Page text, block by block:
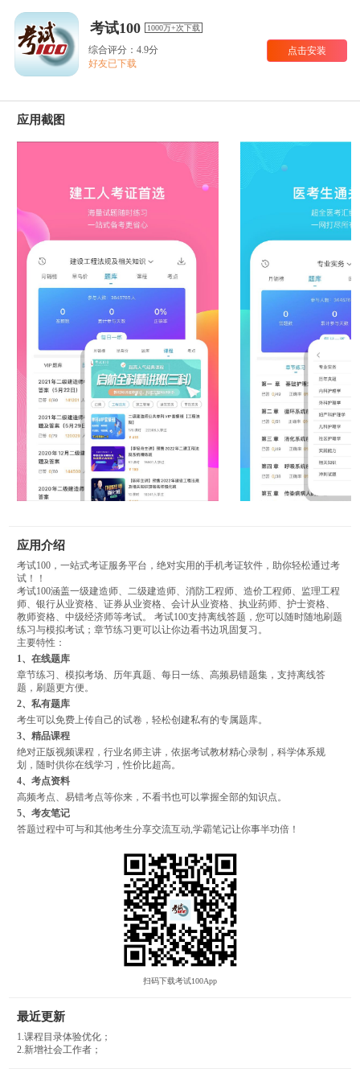
考试100 1000万+次下载
综合评分：4.9分
好友已下载
点击安装
应用截图
应用介绍
考试100，一站式考证服务平台，绝对实用的手机考证软件，助你轻松通过考
试！！
考试100涵盖一级建造师、二级建造师、消防工程师、造价工程师、监理工程
师、银行从业资格、证券从业资格、会计从业资格、执业药师、护士资格、
教师资格、中级经济师等考试。 考试100支持离线答题，您可以随时随地刷题
练习与模拟考试；章节练习更可以让你边看书边巩固复习。
主要特性：
1、在线题库
章节练习、模拟考场、历年真题、每日一练、高频易错题集，支持离线答
题，刷题更方便。
2、私有题库
考生可以免费上传自己的试卷，轻松创建私有的专属题库。
3、精品课程
绝对正版视频课程，行业名师主讲，依据考试教材精心录制，科学体系规
划，随时供你在线学习，性价比超高。
4、考点资料
高频考点、易错考点等你来，不看书也可以掌握全部的知识点。
5、考友笔记
答题过程中可与和其他考生分享交流互动,学霸笔记让你事半功倍！
扫码下载考试100App
最近更新
1.课程目录体验优化；
2.新增社会工作者；